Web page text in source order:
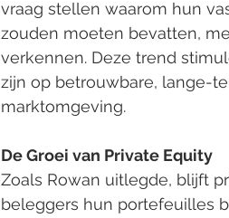
vraag stellen waarom hun
zouden moeten bevatten,
verkennen. Deze trend
zijn op betrouwbare, lange-
marktomgeving.
De Groei van Private Equity
Zoals Rowan uitlegde, blijft
beleggers hun portefeuilles